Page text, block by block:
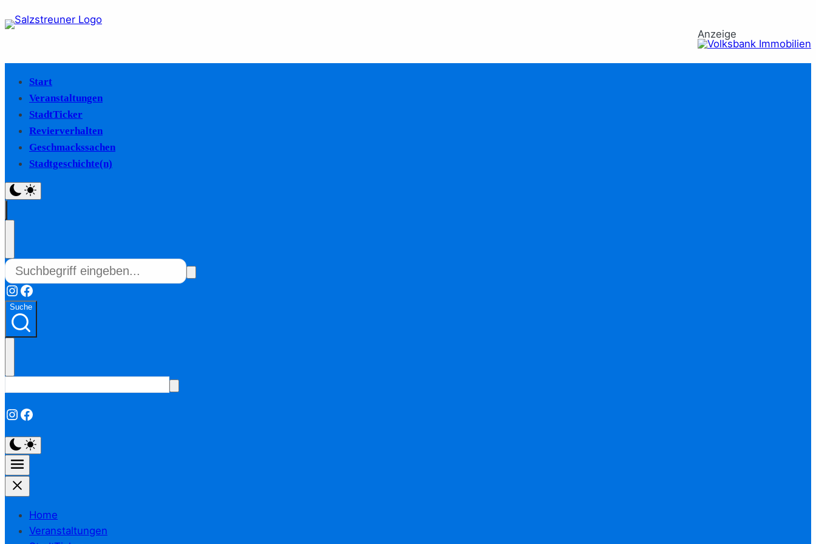
Anzeige
Start
Veranstaltungen
StadtTicker
Revierverhalten
Geschmackssachen
Stadtgeschichte(n)
Instagram
Facebook
Suche
Instagram
Facebook
Home
Veranstaltungen